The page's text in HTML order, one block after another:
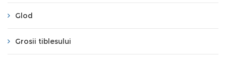
Glod
Grosii tiblesului